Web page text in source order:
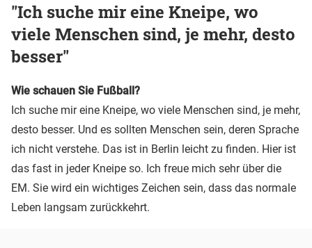
"Ich suche mir eine Kneipe, wo
viele Menschen sind, je mehr, desto
besser"
Wie schauen Sie Fußball?
Ich suche mir eine Kneipe, wo viele Menschen sind, je mehr,
desto besser. Und es sollten Menschen sein, deren Sprache
ich nicht verstehe. Das ist in Berlin leicht zu finden. Hier ist
das fast in jeder Kneipe so. Ich freue mich sehr über die
EM. Sie wird ein wichtiges Zeichen sein, dass das normale
Leben langsam zurückkehrt.